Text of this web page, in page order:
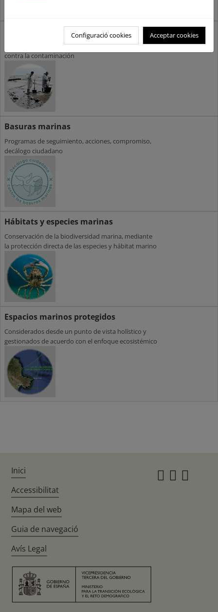
Plan estatal de protección de la Ribera del mar
contra la contaminación
Basuras marinas
Programas de seguimiento, acciones, compromiso,
decálogo ciudadano
Hábitats y especies marinas
Conservación de la biodiversidad marina, mediante
la protección directa de las especies y hábitat marino
Espacios marinos protegidos
Considerados desde un punto de vista holístico y
gestionados de acuerdo con el enfoque ecosistémico
Configuració cookies Acceptar cookies
Inici
Accessibilitat
Mapa del web
Guia de navegació
Avís Legal